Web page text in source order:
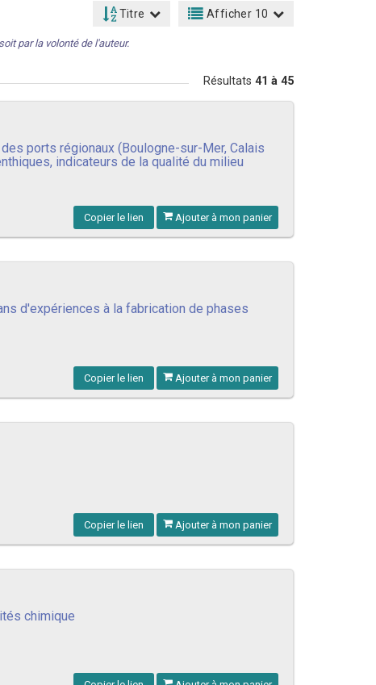
Titre Afficher 10
par la volonté de l'auteur.
Résultats 41 à 45
ports régionaux (Boulogne-sur-Mer, Calais
indicateurs de la qualité du milieu
Copier le lien Ajouter à mon panier
d'expériences à la fabrication de phases
Copier le lien Ajouter à mon panier
Copier le lien Ajouter à mon panier
chimique